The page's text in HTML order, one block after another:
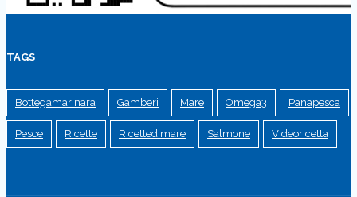
TAGS
Bottegamarinara Gamberi Mare Omega3 Panapesca
Pesce Ricette Ricettedimare Salmone Videoricetta